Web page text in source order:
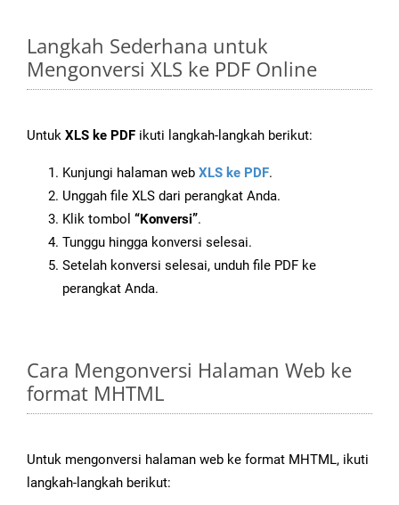
Langkah Sederhana untuk
Mengonversi XLS ke PDF Online
Untuk XLS ke PDF ikuti langkah-langkah berikut:
Kunjungi halaman web XLS ke PDF.
Unggah file XLS dari perangkat Anda.
Klik tombol “Konversi”.
Tunggu hingga konversi selesai.
Setelah konversi selesai, unduh file PDF ke
perangkat Anda.
Cara Mengonversi Halaman Web ke
format MHTML
Untuk mengonversi halaman web ke format MHTML, ikuti
langkah-langkah berikut: